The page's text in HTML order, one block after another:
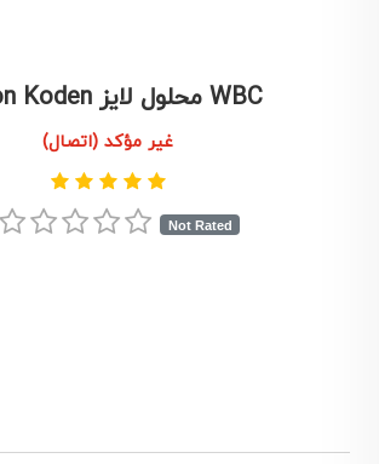
WBC محلول لایز Nihon Koden
غير مؤكد (اتصال)
Not Rated